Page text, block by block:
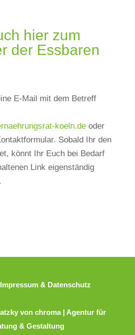
hier zum
der Essbaren
E-Mail mit dem Betreff
koeln.deoder
Sobald Ihr den
könnt Ihr Euch bei Bedarf
Link eigenständig
Impressum & Datenschutz
von chroma | Agentur für
& Gestaltung